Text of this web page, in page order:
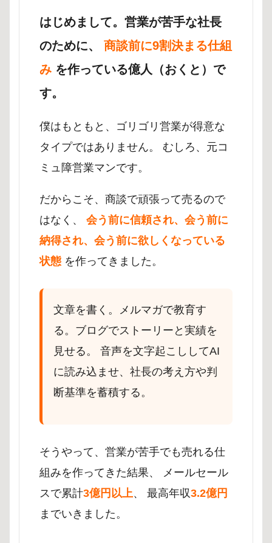
はじめまして。営業が苦手な社長
のために、 商談前に9割決まる仕組
み を作っている億人（おくと）で
す。
僕はもともと、ゴリゴリ営業が得意な
タイプではありません。 むしろ、元コ
ミュ障営業マンです。
だからこそ、商談で頑張って売るので
はなく、 会う前に信頼され、会う前に
納得され、会う前に欲しくなっている
状態 を作ってきました。
文章を書く。メルマガで教育す
る。ブログでストーリーと実績を
見せる。 音声を文字起こししてAI
に読み込ませ、社長の考え方や判
断基準を蓄積する。
そうやって、営業が苦手でも売れる仕
組みを作ってきた結果、 メールセール
スで累計3億円以上、 最高年収3.2億円
までいきました。